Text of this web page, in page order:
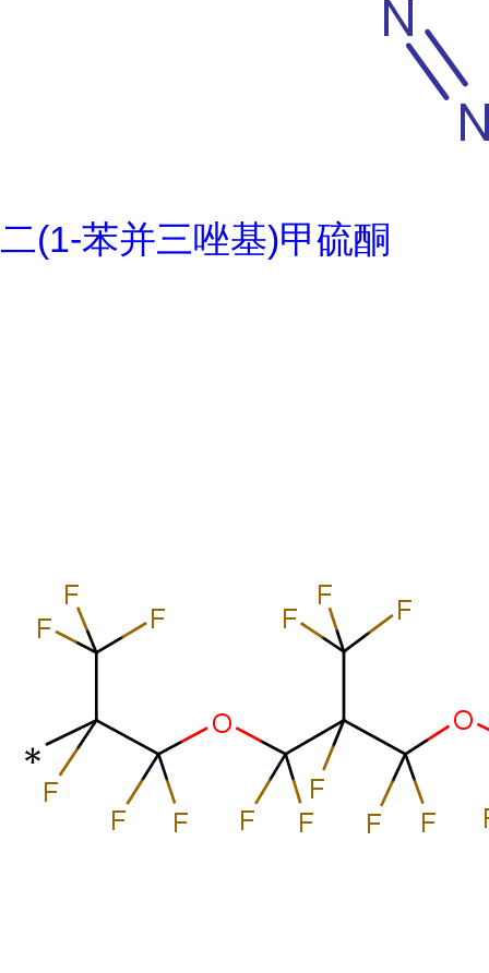
二(1-苯并三唑基)甲硫酮